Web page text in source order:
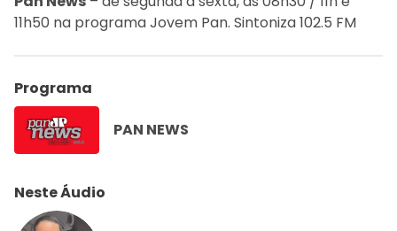
11h50 na programa Jovem Pan. Sintoniza 102.5 FM
Programa
PAN NEWS
Neste Áudio